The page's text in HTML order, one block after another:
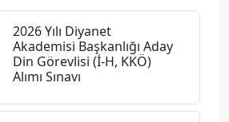
2026 Yılı Diyanet
Akademisi Başkanlığı Aday
Din Görevlisi (İ-H, KKÖ)
Alımı Sınavı